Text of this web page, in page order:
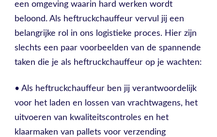
een omgeving waarin hard werken wordt
beloond. Als heftruckchauffeur vervul jij een
belangrijke rol in ons logistieke proces. Hier zijn
slechts een paar voorbeelden van de spannende
taken die je als heftruckchauffeur op je wachten:
• Als heftruckchauffeur ben jij verantwoordelijk
voor het laden en lossen van vrachtwagens, het
uitvoeren van kwaliteitscontroles en het
klaarmaken van pallets voor verzending